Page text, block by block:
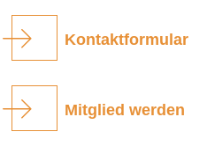
Kontaktformular
Mitglied werden